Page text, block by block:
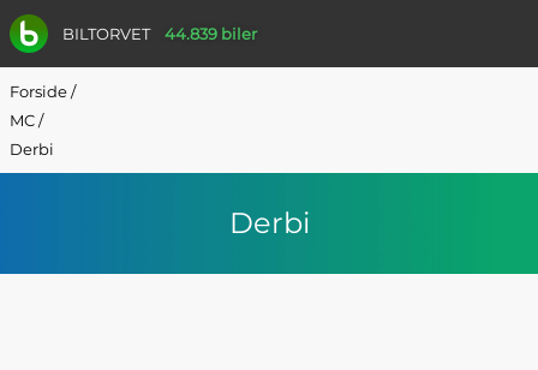
BILTORVET 44.839 biler
Forside/
MC/
Derbi
Derbi